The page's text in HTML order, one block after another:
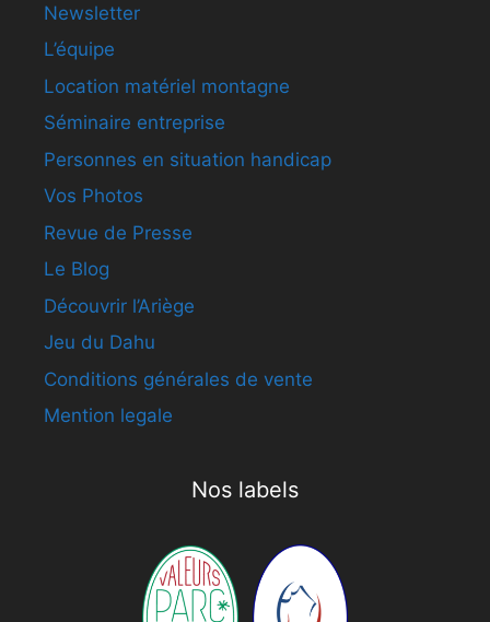
Newsletter
L’équipe
Location matériel montagne
Séminaire entreprise
Personnes en situation handicap
Vos Photos
Revue de Presse
Le Blog
Découvrir l’Ariège
Jeu du Dahu
Conditions générales de vente
Mention legale
Nos labels